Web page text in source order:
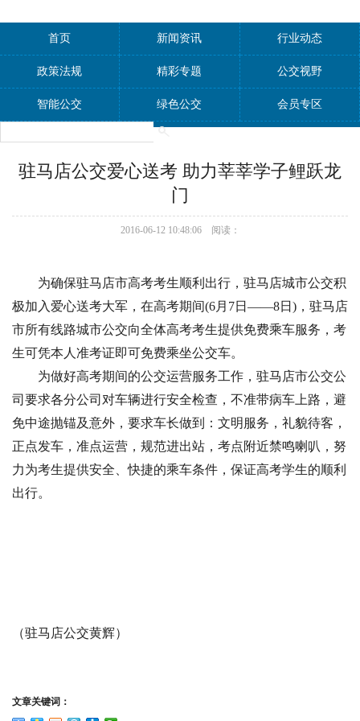
首页 新闻资讯 行业动态
政策法规 精彩专题 公交视野
智能公交 绿色公交 会员专区
驻马店公交爱心送考 助力莘莘学子鲤跃龙
门
2016-06-12 10:48:06 阅读：
为确保驻马店市高考考生顺利出行，驻马店城市公交积
极加入爱心送考大军，在高考期间(6月7日——8日)，驻马店
市所有线路城市公交向全体高考考生提供免费乘车服务，考
生可凭本人准考证即可免费乘坐公交车。
为做好高考期间的公交运营服务工作，驻马店市公交公
司要求各分公司对车辆进行安全检查，不准带病车上路，避
免中途抛锚及意外，要求车长做到：文明服务，礼貌待客，
正点发车，准点运营，规范进出站，考点附近禁鸣喇叭，努
力为考生提供安全、快捷的乘车条件，保证高考学生的顺利
出行。
（驻马店公交黄辉）
文章关键词：